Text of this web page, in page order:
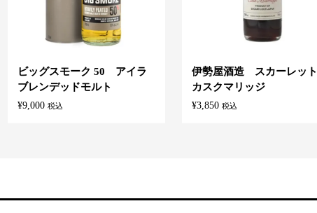
ビッグスモーク 50 アイラ
ブレンデッドモルト
¥9,000 税込
伊勢屋酒造 スカーレット
カスクマリッジ
¥3,850 税込